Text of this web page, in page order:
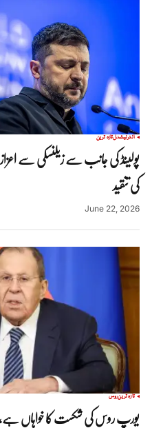
انٹرنیشنلتازہ ترین
پولینڈ کی جانب سے زیلنسکی سے
کی تنقید
June 22, 2026
تازہ ترینروس
یورپ روس کی شکست کا خواہاں ہے،